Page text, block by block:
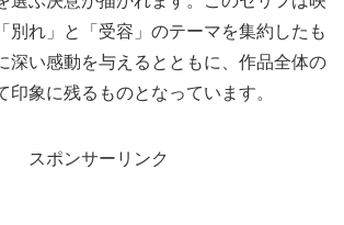
別れ」と「受容」のテーマを集約したも
深い感動を与えるとともに、作品全体の
印象に残るものとなっています。
スポンサーリンク